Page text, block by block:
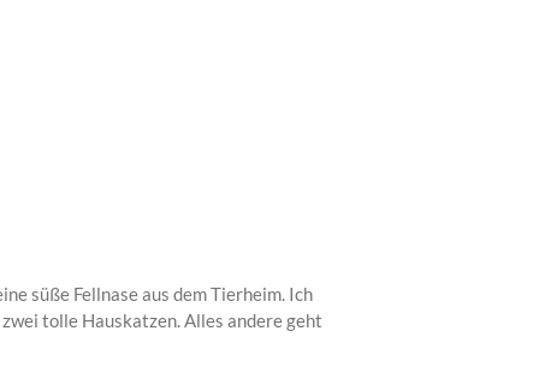
süße Fellnase aus dem Tierheim. Ich
tolle Hauskatzen. Alles andere geht